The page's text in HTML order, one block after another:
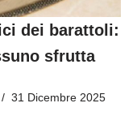
dei barattoli:
sfrutta
31 Dicembre 2025